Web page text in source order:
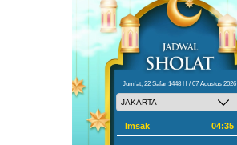
Jum'at, 22 Safar 1448 H / 07 Agustus 2026
Imsak 04:35